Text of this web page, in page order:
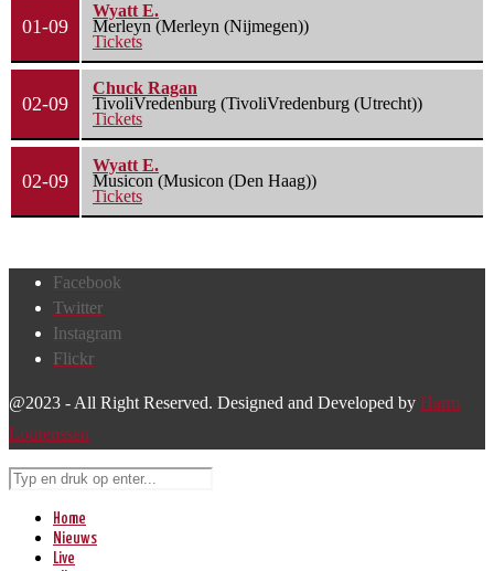
01-09
Wyatt E.
Merleyn (Merleyn (Nijmegen))
Tickets
02-09
Chuck Ragan
TivoliVredenburg (TivoliVredenburg (Utrecht))
Tickets
02-09
Wyatt E.
Musicon (Musicon (Den Haag))
Tickets
Facebook
Twitter
Instagram
Flickr
@2023 - All Right Reserved. Designed and Developed by Harm
Lourenssen
Home
Nieuws
Live